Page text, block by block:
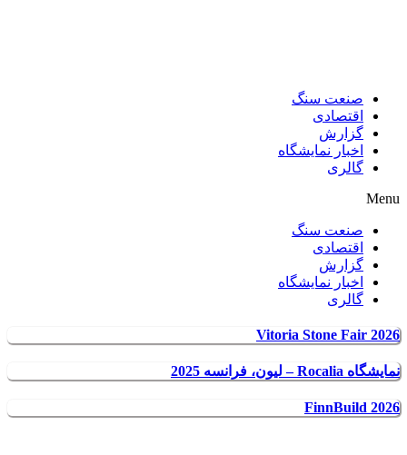
صنعت سنگ
اقتصادی
گزارش
اخبار نمایشگاه
گالری
Menu
صنعت سنگ
اقتصادی
گزارش
اخبار نمایشگاه
گالری
Vitoria Stone Fair 2026
نمایشگاه Rocalia – لیون، فرانسه 2025
FinnBuild 2026